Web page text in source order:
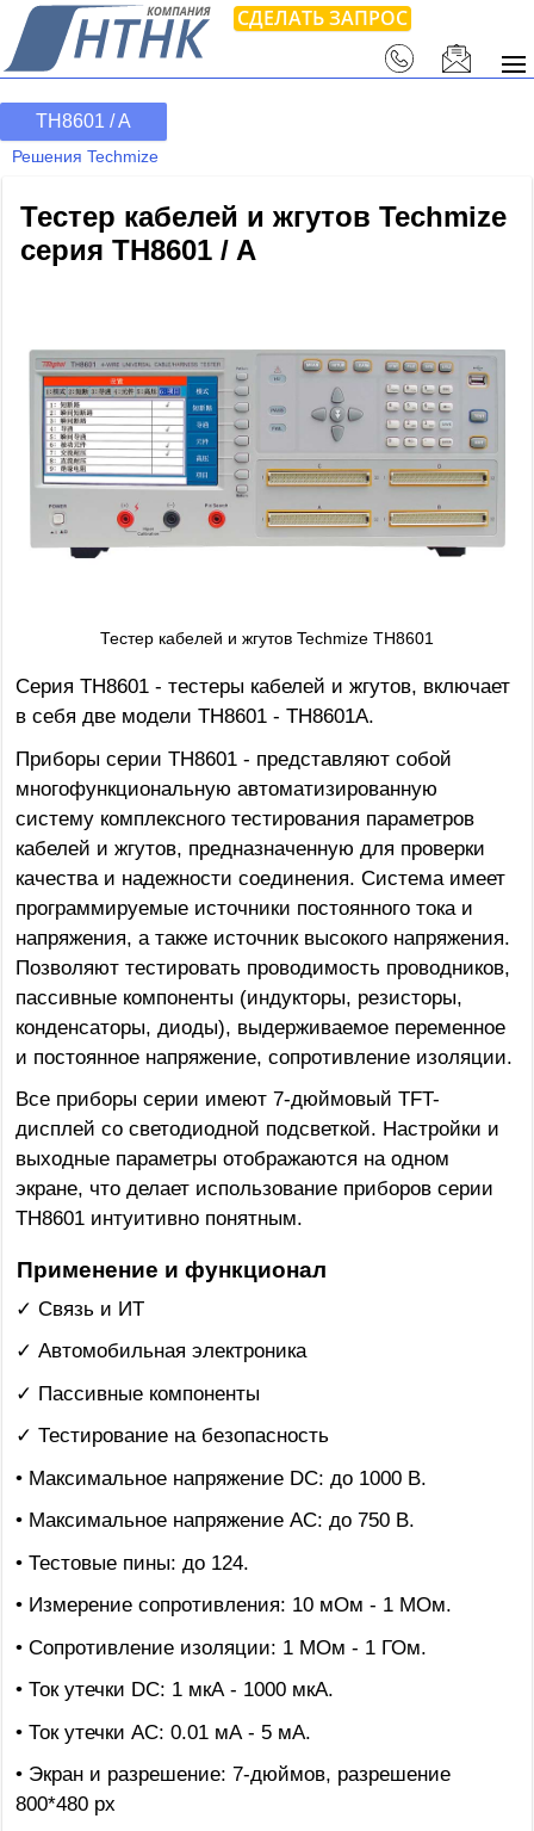
СДЕЛАТЬ ЗАПРОС
TH8601 / A
Решения Techmize
Тестер кабелей и жгутов Techmize
серия TH8601 / A
Тестер кабелей и жгутов Techmize TH8601
Серия TH8601 - тестеры кабелей и жгутов, включает
в себя две модели TH8601 - TH8601A.
Приборы серии TH8601 - представляют собой
многофункциональную автоматизированную
систему комплексного тестирования параметров
кабелей и жгутов, предназначенную для проверки
качества и надежности соединения. Система имеет
программируемые источники постоянного тока и
напряжения, а также источник высокого напряжения.
Позволяют тестировать проводимость проводников,
пассивные компоненты (индукторы, резисторы,
конденсаторы, диоды), выдерживаемое переменное
и постоянное напряжение, сопротивление изоляции.
Все приборы серии имеют 7-дюймовый TFT-
дисплей со светодиодной подсветкой. Настройки и
выходные параметры отображаются на одном
экране, что делает использование приборов серии
TH8601 интуитивно понятным.
Применение и функционал
✓ Связь и ИТ
✓ Автомобильная электроника
✓ Пассивные компоненты
✓ Тестирование на безопасность
• Максимальное напряжение DC: до 1000 B.
• Максимальное напряжение AC: до 750 B.
• Тестовые пины: до 124.
• Измерение сопротивления: 10 мОм - 1 МОм.
• Сопротивление изоляции: 1 МОм - 1 ГОм.
• Ток утечки DC: 1 мкА - 1000 мкА.
• Ток утечки AC: 0.01 мА - 5 мА.
• Экран и разрешение: 7-дюймов, разрешение
800*480 px